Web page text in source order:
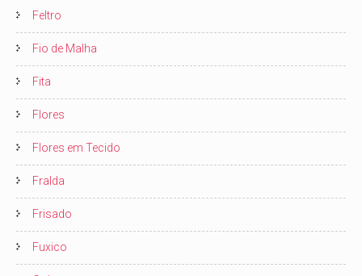
Feltro
Fio de Malha
Fita
Flores
Flores em Tecido
Fralda
Frisado
Fuxico